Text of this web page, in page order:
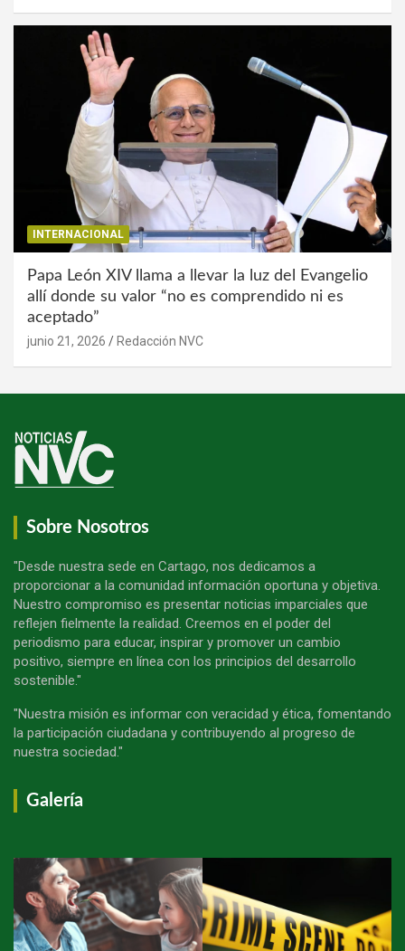
INTERNACIONAL
Papa León XIV llama a llevar la luz del Evangelio
allí donde su valor “no es comprendido ni es
aceptado”
junio 21, 2026 Redacción NVC
Sobre Nosotros
"Desde nuestra sede en Cartago, nos dedicamos a
proporcionar a la comunidad información oportuna y objetiva.
Nuestro compromiso es presentar noticias imparciales que
reflejen fielmente la realidad. Creemos en el poder del
periodismo para educar, inspirar y promover un cambio
positivo, siempre en línea con los principios del desarrollo
sostenible."
"Nuestra misión es informar con veracidad y ética, fomentando
la participación ciudadana y contribuyendo al progreso de
nuestra sociedad."
Galería